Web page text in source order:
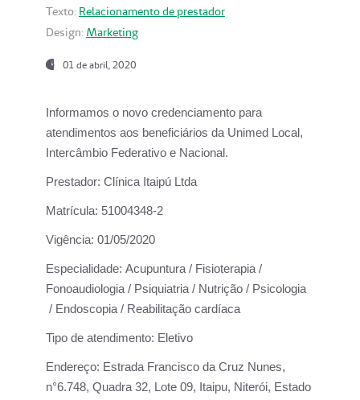
Texto: Relacionamento de prestador
Design: Marketing
01 de abril, 2020
Informamos o novo credenciamento para
atendimentos aos beneficiários da Unimed Local,
Intercâmbio Federativo e Nacional.
Prestador: Clínica Itaipú Ltda
Matrícula: 51004348-2
Vigência: 01/05/2020
Especialidade: Acupuntura / Fisioterapia /
Fonoaudiologia / Psiquiatria / Nutrição / Psicologia
/ Endoscopia / Reabilitação cardíaca
Tipo de atendimento: Eletivo
Endereço: Estrada Francisco da Cruz Nunes,
n°6.748, Quadra 32, Lote 09, Itaipu, Niterói, Estado